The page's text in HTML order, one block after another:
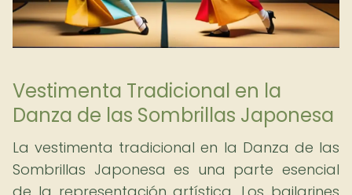
Vestimenta Tradicional en la
Danza de las Sombrillas Japonesa
La vestimenta tradicional en la Danza de las
Sombrillas Japonesa es una parte esencial